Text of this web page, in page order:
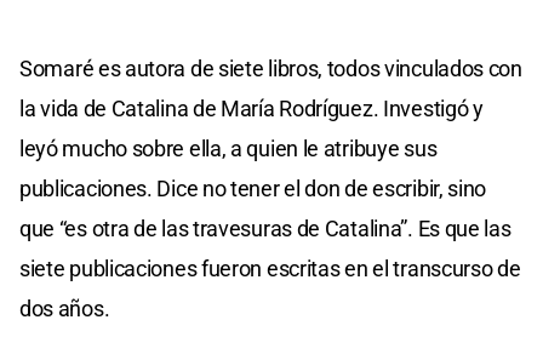
Somaré es autora de siete libros, todos vinculados con
la vida de Catalina de María Rodríguez. Investigó y
leyó mucho sobre ella, a quien le atribuye sus
publicaciones. Dice no tener el don de escribir, sino
que “es otra de las travesuras de Catalina”. Es que las
siete publicaciones fueron escritas en el transcurso de
dos años.